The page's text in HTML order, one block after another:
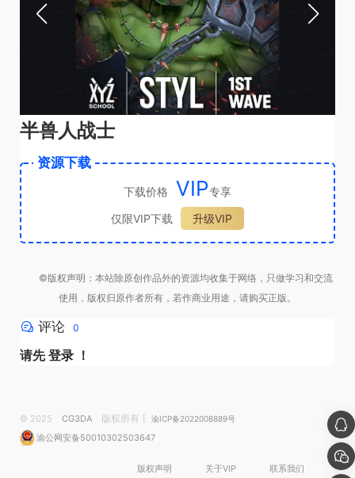
半兽人战士
资源下载
下载价格 VIP专享
仅限VIP下载
升级VIP
©版权声明：本站除原创作品外的资源均收集于网络，只做学习和交流
使用，版权归原作者所有，若作商业用途，请购买正版。
评论 0
请先登录 ！
© 2025 CG3DA 版权所有丨 渝ICP备2022008889号
渝公网安备50010302503647
版权声明 关于VIP 联系我们